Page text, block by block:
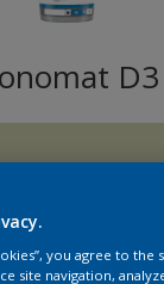
D3
you agree to
site navigation,